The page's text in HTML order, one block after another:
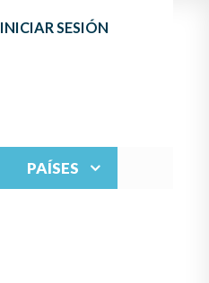
INICIAR SESIÓN
PAÍSES